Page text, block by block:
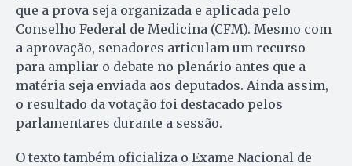
que a prova seja organizada e aplicada pelo
Conselho Federal de Medicina (CFM). Mesmo com
a aprovação, senadores articulam um recurso
para ampliar o debate no plenário antes que a
matéria seja enviada aos deputados. Ainda assim,
o resultado da votação foi destacado pelos
parlamentares durante a sessão.
O texto também oficializa o Exame Nacional de